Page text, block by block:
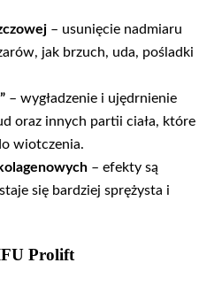
– usunięcie nadmiaru
jak brzuch, uda, pośladki
– wygładzenie i ujędrnienie
oraz innych partii ciała, które
wiotczenia.
– efekty są
się bardziej sprężysta i
Prolift